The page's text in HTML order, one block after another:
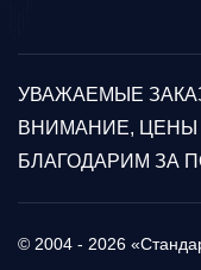
УВАЖАЕМЫЕ
ВНИМАНИЕ, ЦЕНЫ
БЛАГОДАРИМ ЗА
© 2004 - 2026